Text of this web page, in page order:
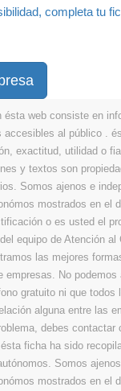
completa tu
ésta web consiste en
accesibles al público .
exactitud, utilidad o
y textos son
Somos ajenos e
mostrados en el
o es usted el
equipo de Atención al
las mejores
empresas. No
gratuito ni que todos
alguna entre las
debes contactar
ficha ha sido
Somos
mostrados en el